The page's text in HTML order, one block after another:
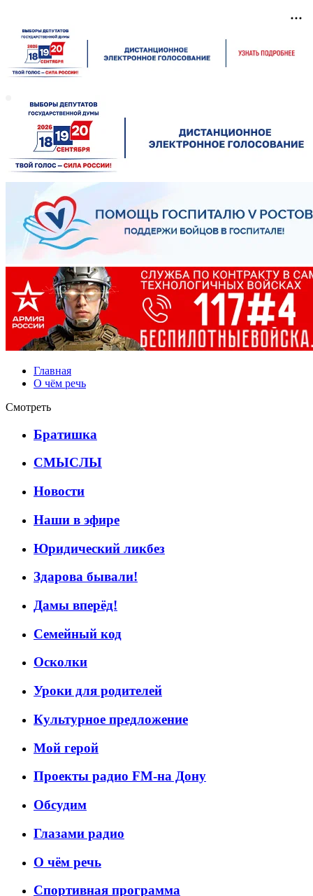
Главная
О чём речь
Смотреть
Братишка
СМЫСЛЫ
Новости
Наши в эфире
Юридический ликбез
Здарова бывали!
Дамы вперёд!
Семейный код
Осколки
Уроки для родителей
Культурное предложение
Мой герой
Проекты радио FM-на Дону
Обсудим
Глазами радио
О чём речь
Спортивная программа